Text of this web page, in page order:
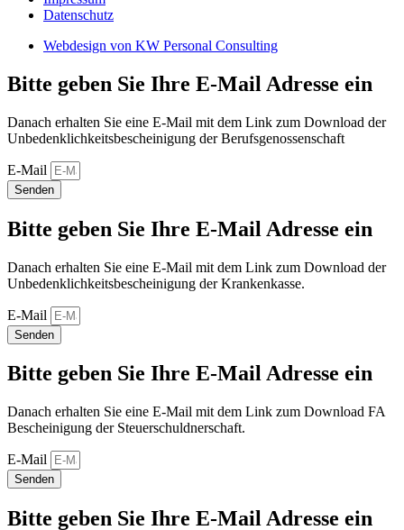
Datenschutz
Webdesign von KW Personal Consulting
Bitte geben Sie Ihre E-Mail Adresse ein
Danach erhalten Sie eine E-Mail mit dem Link zum Download der
Unbedenklichkeitsbescheinigung der Berufsgenossenschaft
E-Mail
Senden
Bitte geben Sie Ihre E-Mail Adresse ein
Danach erhalten Sie eine E-Mail mit dem Link zum Download der
Unbedenklichkeitsbescheinigung der Krankenkasse.
E-Mail
Senden
Bitte geben Sie Ihre E-Mail Adresse ein
Danach erhalten Sie eine E-Mail mit dem Link zum Download FA
Bescheinigung der Steuerschuldnerschaft.
E-Mail
Senden
Bitte geben Sie Ihre E-Mail Adresse ein